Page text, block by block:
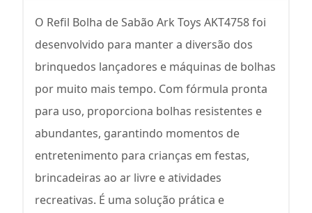
O Refil Bolha de Sabão Ark Toys AKT4758 foi
desenvolvido para manter a diversão dos
brinquedos lançadores e máquinas de bolhas
por muito mais tempo. Com fórmula pronta
para uso, proporciona bolhas resistentes e
abundantes, garantindo momentos de
entretenimento para crianças em festas,
brincadeiras ao ar livre e atividades
recreativas. É uma solução prática e